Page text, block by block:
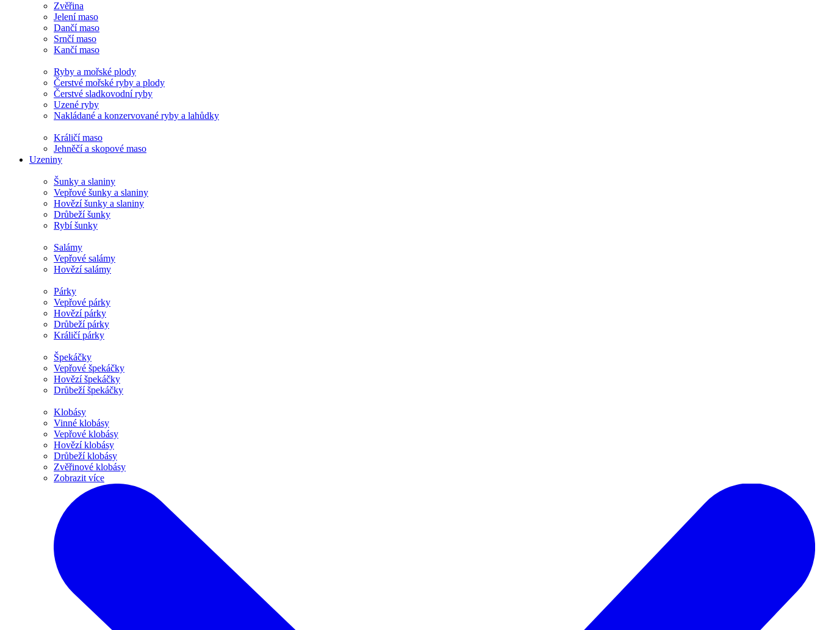
Zvěřina
Jelení maso
Dančí maso
Srnčí maso
Kančí maso
Ryby a mořské plody
Čerstvé mořské ryby a plody
Čerstvé sladkovodní ryby
Uzené ryby
Nakládané a konzervované ryby a lahůdky
Králičí maso
Jehněčí a skopové maso
Uzeniny
Šunky a slaniny
Vepřové šunky a slaniny
Hovězí šunky a slaniny
Drůbeží šunky
Rybí šunky
Salámy
Vepřové salámy
Hovězí salámy
Párky
Vepřové párky
Hovězí párky
Drůbeží párky
Králičí párky
Špekáčky
Vepřové špekáčky
Hovězí špekáčky
Drůbeží špekáčky
Klobásy
Vinné klobásy
Vepřové klobásy
Hovězí klobásy
Drůbeží klobásy
Zvěřinové klobásy
Zobrazit více